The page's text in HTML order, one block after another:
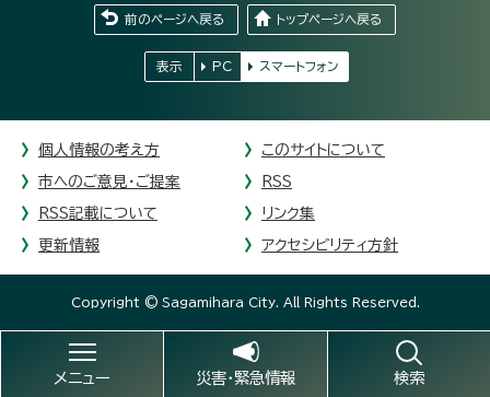
前のページへ戻る トップページへ戻る
表示 PC スマートフォン
個人情報の考え方 このサイトについて
市へのご意見・ご提案 RSS
RSS記載について リンク集
更新情報 アクセシビリティ方針
Copyright © Sagamihara City. All Rights Reserved.
メニュー 災害・緊急情報 検索